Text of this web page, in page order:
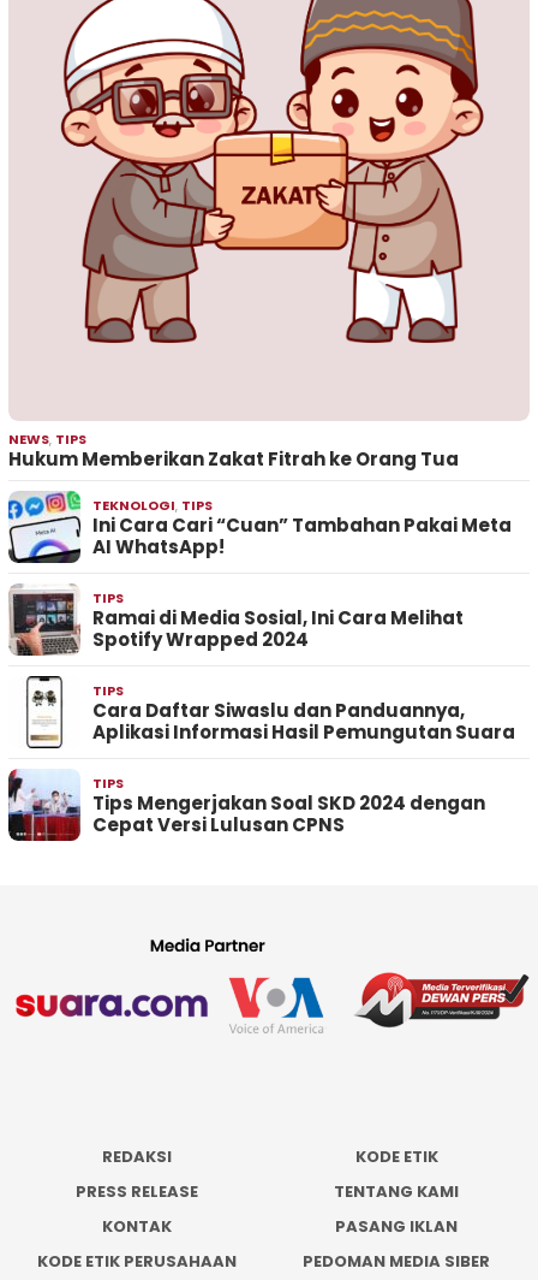
NEWS, TIPS
Hukum Memberikan Zakat Fitrah ke Orang Tua
TEKNOLOGI, TIPS
Ini Cara Cari “Cuan” Tambahan Pakai Meta
AI WhatsApp!
TIPS
Ramai di Media Sosial, Ini Cara Melihat
Spotify Wrapped 2024
TIPS
Cara Daftar Siwaslu dan Panduannya,
Aplikasi Informasi Hasil Pemungutan Suara
TIPS
Tips Mengerjakan Soal SKD 2024 dengan
Cepat Versi Lulusan CPNS
REDAKSI
KODE ETIK
PRESS RELEASE
TENTANG KAMI
KONTAK
PASANG IKLAN
KODE ETIK PERUSAHAAN
PEDOMAN MEDIA SIBER